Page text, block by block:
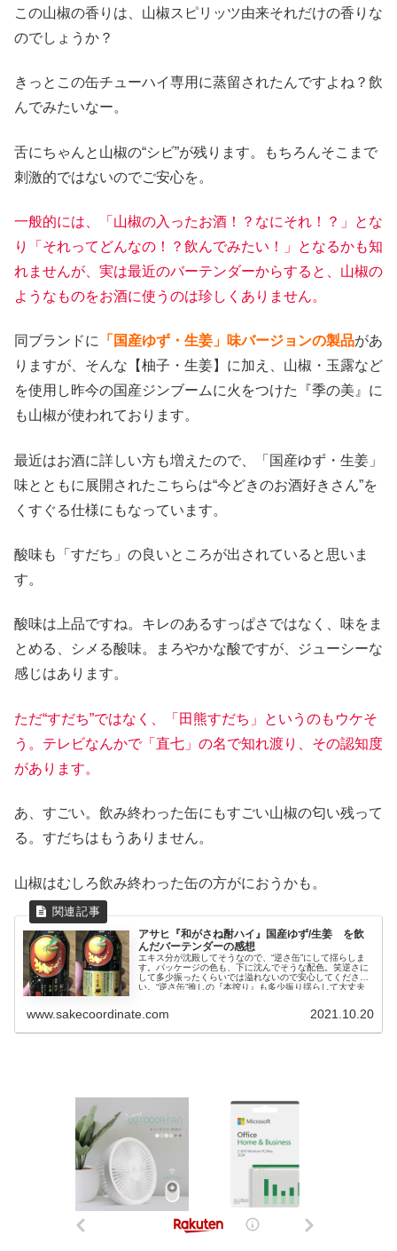
この山椒の香りは、山椒スピリッツ由来それだけの香りな
のでしょうか？
きっとこの缶チューハイ専用に蒸留されたんですよね？飲
んでみたいなー。
舌にちゃんと山椒の“シビ”が残ります。もちろんそこまで
刺激的ではないのでご安心を。
一般的には、「山椒の入ったお酒！？なにそれ！？」とな
り「それってどんなの！？飲んでみたい！」となるかも知
れませんが、実は最近のバーテンダーからすると、山椒の
ようなものをお酒に使うのは珍しくありません。
同ブランドに 「国産ゆず・生姜」味バージョンの製品があ
りますが、そんな【柚子・生姜】に加え、山椒・玉露など
を使用し昨今の国産ジンブームに火をつけた『季の美』に
も山椒が使われております。
最近はお酒に詳しい方も増えたので、「国産ゆず・生姜」
味とともに展開されたこちらは“今どきのお酒好きさん”を
くすぐる仕様にもなっています。
酸味も「すだち」の良いところが出されていると思いま
す。
酸味は上品ですね。キレのあるすっぱさではなく、味をま
とめる、シメる酸味。まろやかな酸ですが、ジューシーな
感じはあります。
ただ“すだち”ではなく、「田熊すだち」というのもウケそ
う。テレビなんかで「直七」の名で知れ渡り、その認知度
があります。
あ、すごい。飲み終わった缶にもすごい山椒の匂い残って
る。すだちはもうありません。
山椒はむしろ飲み終わった缶の方がにおうかも。
アサヒ『和がさね酎ハイ』国産ゆず/生姜 を飲
んだバーテンダーの感想
エキス分が沈殿してそうなので、“逆さ缶”にして揺らしま
す。パッケージの色も、下に沈んでそうな配色。笑逆さに
して多少振ったくらいでは溢れないので安心してくださ
い。“逆さ缶”推しの『本搾り』も多少振り揺らして大丈夫
www.sakecoordinate.com 2021.10.20